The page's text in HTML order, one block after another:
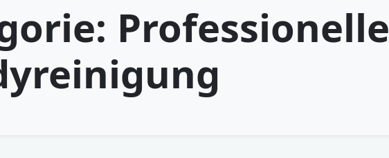
Professionelle